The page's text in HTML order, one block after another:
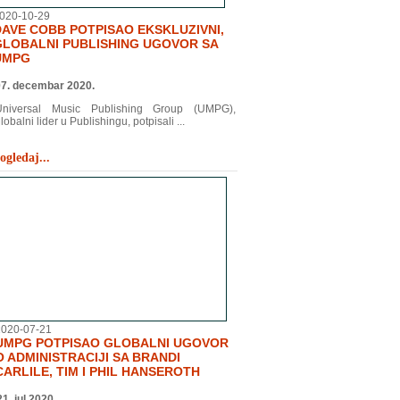
10-29
COBB POTPISAO EKSKLUZIVNI,
PUBLISHING UGOVOR SA
decembar 2020.
Music Publishing Group (UMPG),
lider u Publishingu, potpisali ...
07-21
POTPISAO GLOBALNI UGOVOR
ADMINISTRACIJI SA BRANDI
TIM I PHIL HANSEROTH